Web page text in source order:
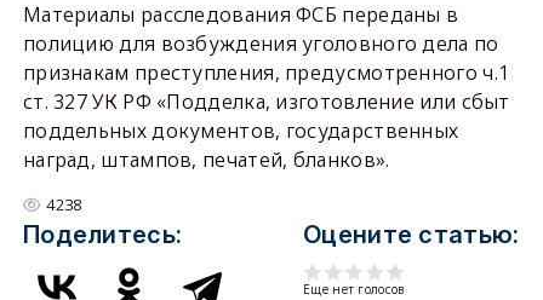
Материалы расследования ФСБ переданы в
полицию для возбуждения уголовного дела по
признакам преступления, предусмотренного ч.1
ст. 327 УК РФ «Подделка, изготовление или сбыт
поддельных документов, государственных
наград, штампов, печатей, бланков».
4238
Поделитесь: Оцените статью:
Еще нет голосов